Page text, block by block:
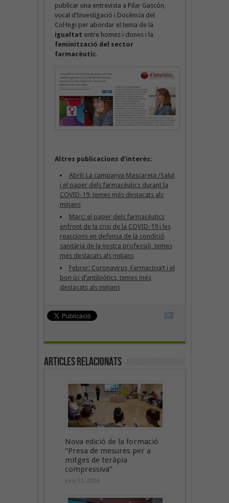
publicar una entrevista a Pilar Gascón,
vocal d’Investigació i Docència del
Col·legi per abordar el tema de la
igualtat entre homes i dones i la
feminització del sector
farmacèutic.
Altres publicacions d’interès:
Abril: La campanya Mascareta /Salut
i el paper dels farmacèutics durant la
COVID-19, temes més destacats als
mitjans
Març: el paper dels farmacèutics
enfront de la crisi de la COVID-19 i les
reaccions en defensa de la condició
sanitària de la nostra professió, temes
més destacats als mitjans
Febrer: Coronavirus, Farmactiva’t i el
bon ús d’antibiòtics, temes més
destacats als mitjans
Articles Relacionats
Nova edició de la formació
“Presa de mesures per a
mitges de teràpia
compressiva”
juny 21, 2024